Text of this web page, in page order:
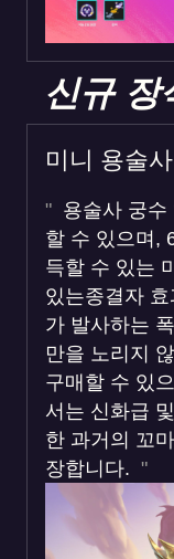
신규 장
미니 용술
용술사 궁수
할 수 있으며,
득할 수 있는
있는종결자
가 발사하는
만을 노리지
구매할 수 있
서는 신화급
한 과거의 꼬
장합니다.